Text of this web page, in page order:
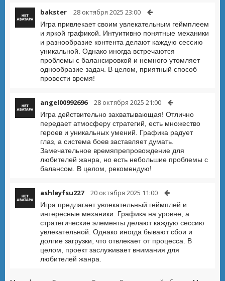
bakster 28 октября 2025 23:00
Игра привлекает своим увлекательным геймплеем
и яркой графикой. Интуитивно понятные механики
и разнообразие контента делают каждую сессию
уникальной. Однако иногда встречаются
проблемы с балансировкой и немного утомляет
однообразие задач. В целом, приятный способ
провести время!
angel00992696 28 октября 2025 21:00
Игра действительно захватывающая! Отлично
передает атмосферу стратегий, есть множество
героев и уникальных умений. Графика радует
глаз, а система боев заставляет думать.
Замечательное времяпрепровождение для
любителей жанра, но есть небольшие проблемы с
балансом. В целом, рекомендую!
ashleyfsu227 20 октября 2025 11:00
Игра предлагает увлекательный геймплей и
интересные механики. Графика на уровне, а
стратегические элементы делают каждую сессию
увлекательной. Однако иногда бывают сбои и
долгие загрузки, что отвлекает от процесса. В
целом, проект заслуживает внимания для
любителей жанра.